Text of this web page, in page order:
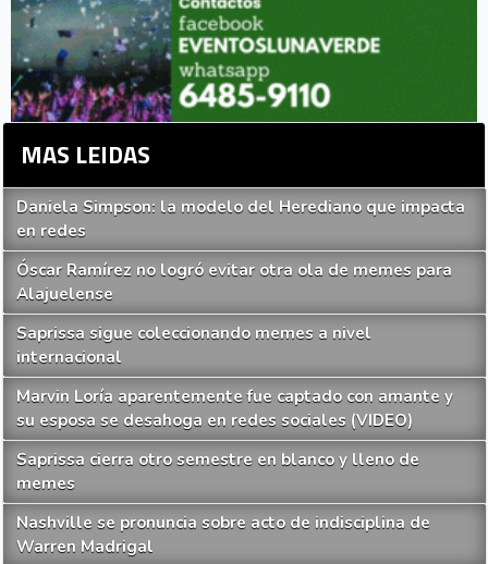
MAS LEIDAS
Daniela Simpson: la modelo del Herediano que impacta
en redes
Óscar Ramírez no logró evitar otra ola de memes para
Alajuelense
Saprissa sigue coleccionando memes a nivel
internacional
Marvin Loría aparentemente fue captado con amante y
su esposa se desahoga en redes sociales (VIDEO)
Saprissa cierra otro semestre en blanco y lleno de
memes
Nashville se pronuncia sobre acto de indisciplina de
Warren Madrigal